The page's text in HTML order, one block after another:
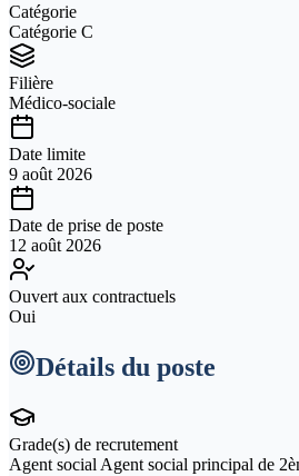
Catégorie
Catégorie C
Filière
Médico-sociale
Date limite
9 août 2026
Date de prise de poste
12 août 2026
Ouvert aux contractuels
Oui
Détails du poste
Grade(s) de recrutement
Agent social Agent social principal de